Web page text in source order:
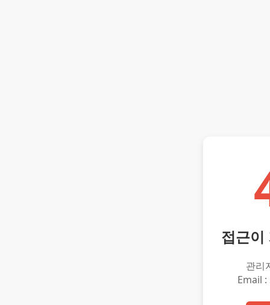
접근이
관리
Email